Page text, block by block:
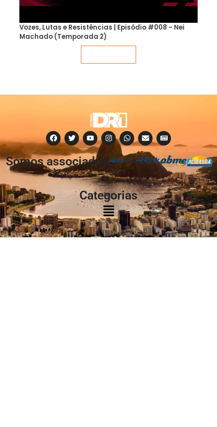
Vozes, Lutas e Resistências | Episódio #008 - Nei
Machado (Temporada 2)
Somos associados
à:
Categorias